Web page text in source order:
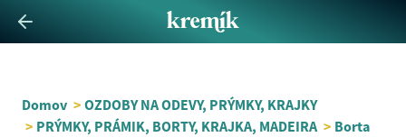
Domov > OZDOBY NA ODEVY, PRÝMKY, KRAJKY
> PRÝMKY, PRÁMIK, BORTY, KRAJKA, MADEIRA > Borta